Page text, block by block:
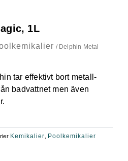
1L
/ Delphin Metal
tar effektivt bort metall-
badvattnet men även
Kemikalier Poolkemikalier